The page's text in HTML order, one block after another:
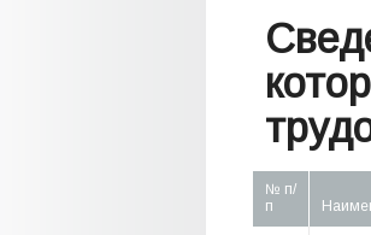
№ п/
п